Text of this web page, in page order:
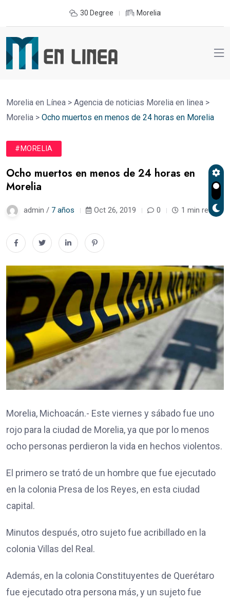
30 Degree Morelia
Morelia en Línea > Agencia de noticias Morelia en linea >
Morelia > Ocho muertos en menos de 24 horas en Morelia
#MORELIA
Ocho muertos en menos de 24 horas en
Morelia
admin / 7 años Oct 26, 2019 0 1 min read
Morelia, Michoacán.- Este viernes y sábado fue uno
rojo para la ciudad de Morelia, ya que por lo menos
ocho personas perdieron la vida en hechos violentos.
El primero se trató de un hombre que fue ejecutado
en la colonia Presa de los Reyes, en esta ciudad
capital.
Minutos después, otro sujeto fue acribillado en la
colonia Villas del Real.
Además, en la colonia Constituyentes de Querétaro
fue ejecutado otra persona más, y un sujeto fue